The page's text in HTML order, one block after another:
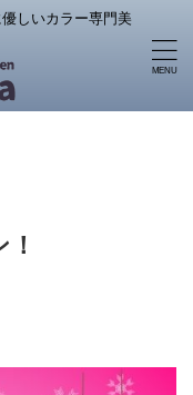
しいカラー専門美